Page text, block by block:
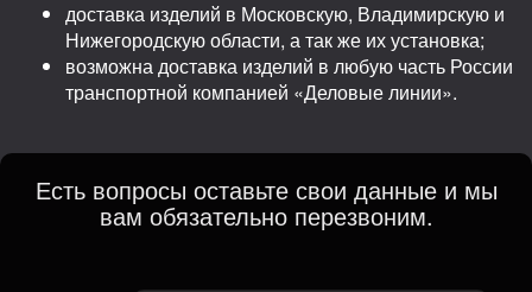
доставка изделий в Московскую, Владимирскую и
Нижегородскую области, а так же их установка;
возможна доставка изделий в любую часть России
транспортной компанией «Деловые линии».
Есть вопросы оставьте свои данные и мы
вам обязательно перезвоним.